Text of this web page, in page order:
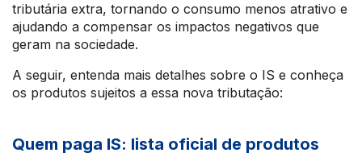
tributária extra, tornando o consumo menos atrativo e
ajudando a compensar os impactos negativos que
geram na sociedade.
A seguir, entenda mais detalhes sobre o IS e conheça
os produtos sujeitos a essa nova tributação:
Quem paga IS: lista oficial de produtos